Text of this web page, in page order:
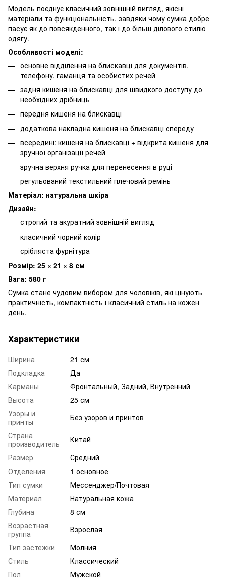
Модель поєднує класичний зовнішній вигляд, якісні
матеріали та функціональність, завдяки чому сумка добре
пасує як до повсякденного, так і до більш ділового стилю
одягу.
Особливості моделі:
основне відділення на блискавці для документів,
телефону, гаманця та особистих речей
задня кишеня на блискавці для швидкого доступу до
необхідних дрібниць
передня кишеня на блискавці
додаткова накладна кишеня на блискавці спереду
всередині: кишеня на блискавці + відкрита кишеня для
зручної організації речей
зручна верхня ручка для перенесення в руці
регульований текстильний плечовий ремінь
Матеріал: натуральна шкіра
Дизайн:
строгий та акуратний зовнішній вигляд
класичний чорний колір
срібляста фурнітура
Розмір: 25 × 21 × 8 см
Вага: 580 г
Сумка стане чудовим вибором для чоловіків, які цінують
практичність, компактність і класичний стиль на кожен
день.
Характеристики
Ширина
21 см
Подкладка
Да
Карманы
Фронтальный, Задний, Внутренний
Высота
25 см
Узоры и
принты
Без узоров и принтов
Страна
производитель
Китай
Размер
Средний
Отделения
1 основное
Тип сумки
Мессенджер/Почтовая
Материал
Натуральная кожа
Глубина
8 см
Возрастная
группа
Взрослая
Тип застежки
Молния
Стиль
Классический
Пол
Мужской